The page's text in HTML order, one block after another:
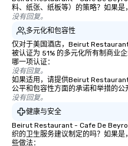
料、纸张、纸板等）的策略？如果是
没有回复。
多元化和包容性
仅对于美国酒店，Beirut
被认证为 51% 的多元化所有制商业
哪一项认证：
没有回复。
如果适用，请提供Beirut
公平和包容性方面的承诺和举措的公
没有回复。
健康与安全
Beirut Restaurant - Cafe De
织的卫生服务建议制定的吗？如果
些做法：